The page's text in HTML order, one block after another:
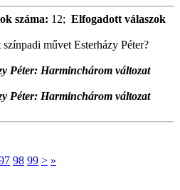
száma: 12; Elfogadott válaszok
művet Esterházy Péter?
Péter: Harminchárom változat
Péter: Harminchárom változat
98 99 > »